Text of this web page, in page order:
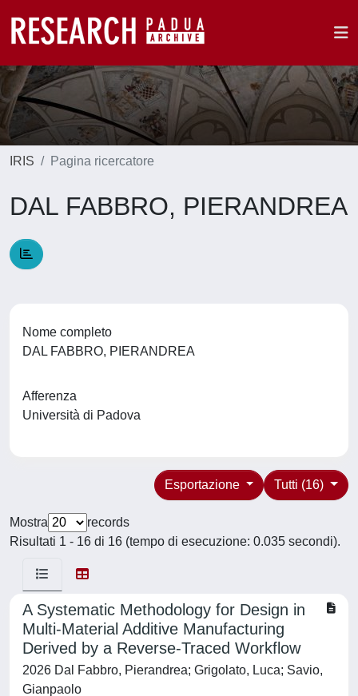
IRIS Pagina ricercatore
DAL FABBRO, PIERANDREA
Nome completo
DAL FABBRO, PIERANDREA
Afferenza
Università di Padova
Tutti (16)
Esportazione
Mostra
records
Risultati 1 - 16 di 16 (tempo di esecuzione: 0.035 secondi).
A Systematic Methodology for Design in
Multi-Material Additive Manufacturing
Derived by a Reverse-Traced Workflow
2026 Dal Fabbro, Pierandrea; Grigolato, Luca; Savio,
Gianpaolo